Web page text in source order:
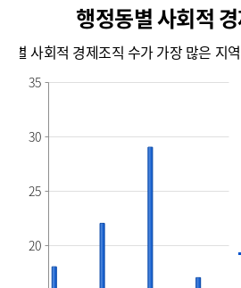
20
25
30
35
행정동별 사회적
별 사회적 경제조직 수가 가장 많은 지